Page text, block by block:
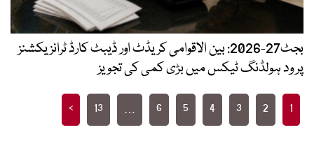
بجٹ27-2026: بین الاقوامی کریڈٹ اور ڈیبٹ کارڈ ٹرانزیکشنز
پر ود ہولڈنگ ٹیکس میں بڑی کمی کی تجویز
Posts
pagination
1
2
3
4
5
6
…
13
>